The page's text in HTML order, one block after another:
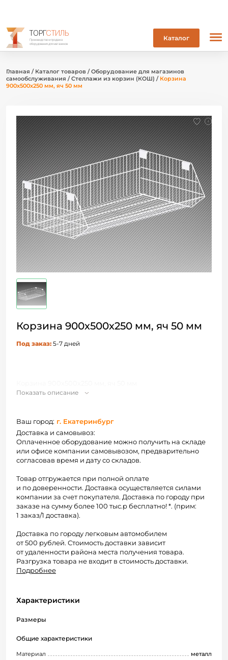
ТОРГСТИЛЬ
Производство и продажа
оборудования для магазинов
Каталог
Главная / Каталог товаров /Оборудование для магазинов
самообслуживания /Стеллажи из корзин (КОШ) / Корзина
900х500х250 мм, яч 50 мм
Корзина 900х500х250 мм, яч 50 мм
Под заказ: 5-7 дней
Показать описание
Ваш город: г. Екатеринбург
Доставка и самовывоз:
Оплаченное оборудование можно получить на складе
или офисе компании самовывозом, предварительно
согласовав время и дату со складов.
Товар отгружается при полной оплате
и по доверенности. Доставка осуществляется силами
компании за счет покупателя. Доставка по городу при
заказе на сумму более 100 тыс.р бесплатно! *. (прим:
1 заказ/1 доставка).
Доставка по городу легковым автомобилем
от 500 рублей. Стоимость доставки зависит
от удаленности района места получения товара.
Разгрузка товара не входит в стоимость доставки.
Подробнее
Характеристики
Размеры
Общие характеристики
Материал металл